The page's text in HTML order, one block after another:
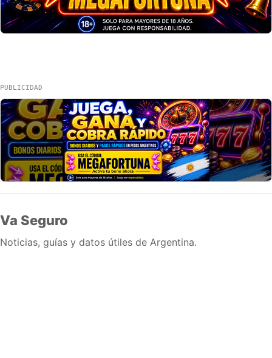
PUBLICIDAD
Va Seguro
Noticias, guías y datos útiles de Argentina.